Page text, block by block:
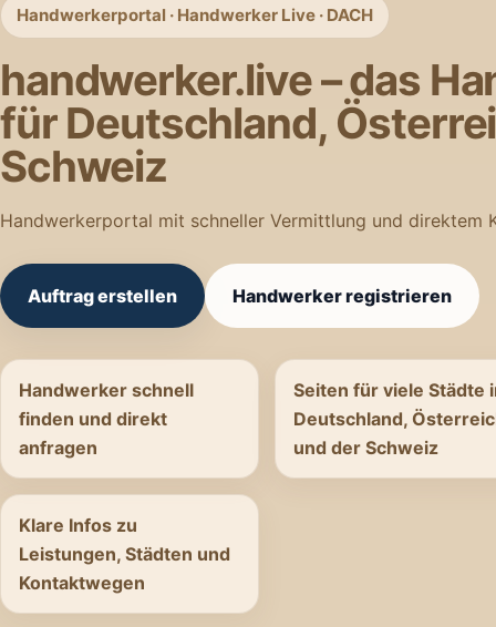
Handwerkerportal · Handwerker Live · DACH
handwerker.live – das
für Deutschland,
Schweiz
Handwerker finden, Aufträge einstellen und regional
Auftrag erstellen Handwerker registrieren
Handwerker schnell
finden und direkt
anfragen
Seiten für viele Städte
Deutschland,
und der Schweiz
Klare Infos zu
Leistungen, Städten und
Kontaktwegen